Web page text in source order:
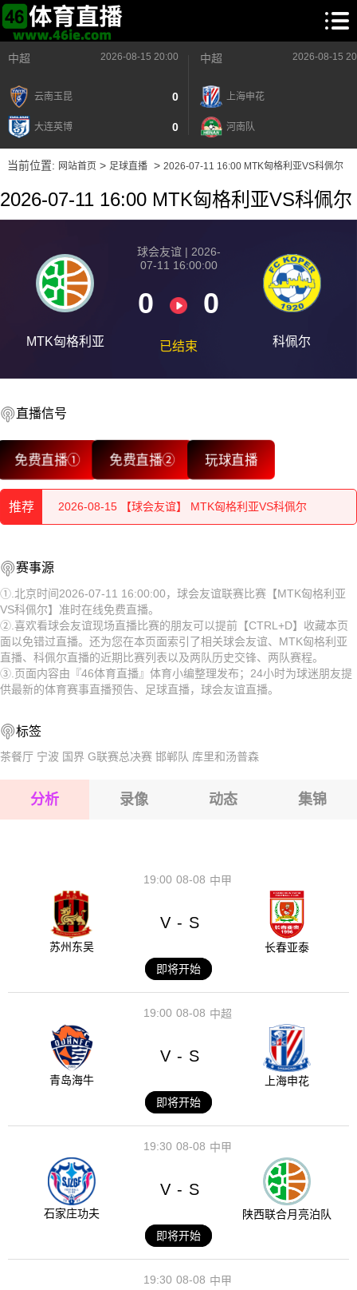
中超 2026-08-15 20:00
云南玉昆 0
大连英博 0
中超 2026-08-15
上海申花
河南队
当前位置: 网站首页> 足球直播> 2026-07-11 16:00 MTK匈格利亚VS科佩尔
2026-07-11 16:00 MTK匈格利亚VS科佩尔
MTK匈格利亚
球会友谊 | 2026-
07-11 16:00:00
0 0
已结束 科佩尔
直播信号
免费直播① 免费直播② 玩球直播
推荐
2026-08-15 【球会友谊】 MTK匈格利亚VS科佩尔
2026-08-15 【球会友谊】 MTK匈格利亚VS科佩尔
2026-08-15 【球会友谊】 MTK匈格利亚VS科佩尔
2026-08-15 【球会友谊】 MTK匈格利亚VS科佩尔
2026-08-15 【球会友谊】 MTK匈格利亚VS科佩尔
2026-08-15 【球会友谊】 MTK匈格利亚VS科佩尔
2026-08-15 【球会友谊】 MTK匈格利亚VS科佩尔
2026-08-15 【球会友谊】 MTK匈格利亚VS科佩尔
2026-08-15 【球会友谊】 MTK匈格利亚VS科佩尔
2026-08-15 【球会友谊】 MTK匈格利亚VS科佩尔
赛事源
①.北京时间2026-07-11 16:00:00，球会友谊联赛比赛【MTK匈格利亚
VS科佩尔】准时在线免费直播。
②.喜欢看球会友谊现场直播比赛的朋友可以提前【CTRL+D】收藏本页
面以免错过直播。还为您在本页面索引了相关球会友谊、MTK匈格利亚
直播、科佩尔直播的近期比赛列表以及两队历史交锋、两队赛程。
③.页面内容由『46体育直播』体育小编整理发布；24小时为球迷朋友提
供最新的体育赛事直播预告、足球直播，球会友谊直播。
标签
茶餐厅 宁波 国界 G联赛总决赛 邯郸队 库里和汤普森
分析 录像 动态 集锦
08-08
19:00 中甲
苏州东吴
V - S
长春亚泰
即将开始
08-08
19:00 中超
青岛海牛
V - S
上海申花
即将开始
08-08
19:30 中甲
石家庄功夫
V - S
陕西联合月亮泊队
即将开始
08-08
19:30 中甲